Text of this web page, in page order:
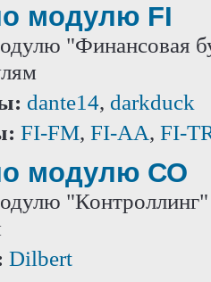
модулю FI
"Финансовая
dante14, darkduck
FI-FM, FI-AA, FI-
модулю СО
"Контроллинг"
Dilbert